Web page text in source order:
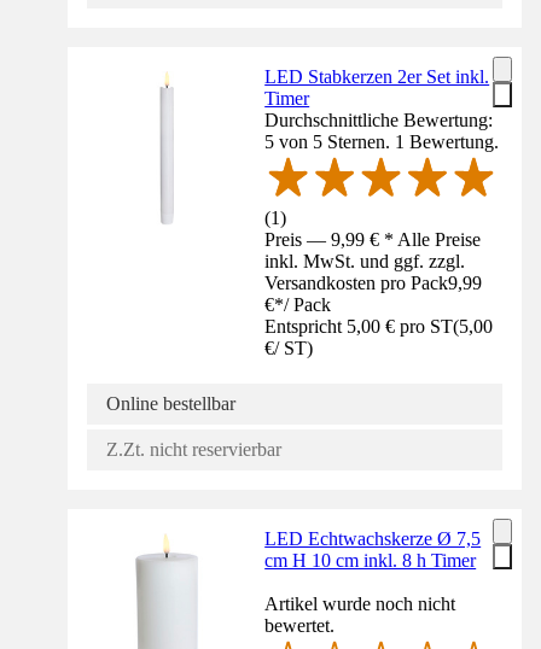
LED Stabkerzen 2er Set inkl.
Timer
Durchschnittliche Bewertung:
5 von 5 Sternen. 1 Bewertung.
(1)
Preis — 9,99 € * Alle Preise
inkl. MwSt. und ggf. zzgl.
Versandkosten pro Pack9,99
€*/ Pack
Entspricht 5,00 € pro ST(5,00
€/ ST)
Online bestellbar
Z.Zt. nicht reservierbar
LED Echtwachskerze Ø 7,5
cm H 10 cm inkl. 8 h Timer
Artikel wurde noch nicht
bewertet.